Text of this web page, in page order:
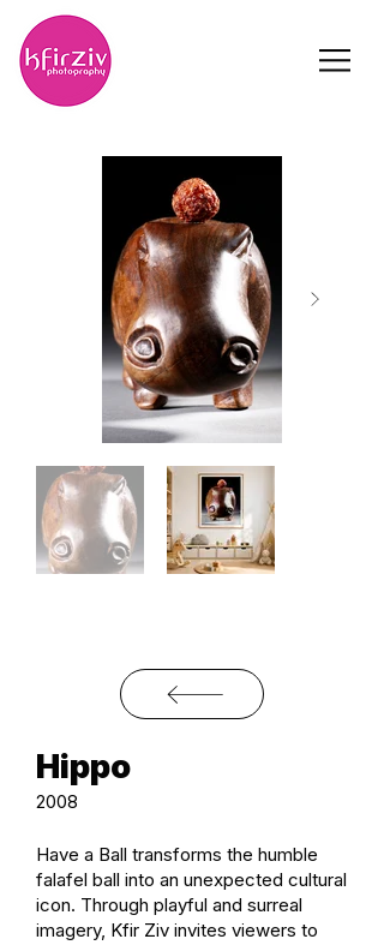
Hippo
2008
Have a Ball transforms the humble
falafel ball into an unexpected cultural
icon. Through playful and surreal
imagery, Kfir Ziv invites viewers to